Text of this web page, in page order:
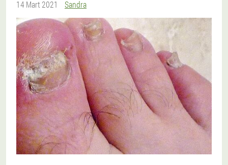
14 Mart 2021 Sandra